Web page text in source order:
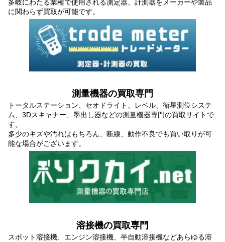
多岐にわたる業種で使用される測定器、計測器をメーカーや製品
に関わらず買取が可能です。
測量機器の買取専門
トータルステーション、セオドライト、レベル、衛星測位システ
ム、3Dスキャナー、墨出し器などの測量機器専門の買取サイトで
す。
多少のキズや汚れはもちろん、断線、動作不良でも買い取りが可
能な場合がございます。
溶接機の買取専門
スポット溶接機、エンジン溶接機、半自動溶接機などあらゆる溶